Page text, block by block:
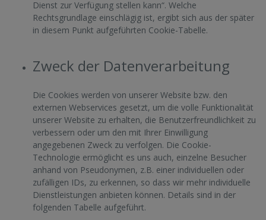
Dienst zur Verfügung stellen kann“. Welche
Rechtsgrundlage einschlägig ist, ergibt sich aus der später
in diesem Punkt aufgeführten Cookie-Tabelle.
Zweck der Datenverarbeitung
Die Cookies werden von unserer Website bzw. den
externen Webservices gesetzt, um die volle Funktionalität
unserer Website zu erhalten, die Benutzerfreundlichkeit zu
verbessern oder um den mit Ihrer Einwilligung
angegebenen Zweck zu verfolgen. Die Cookie-
Technologie ermöglicht es uns auch, einzelne Besucher
anhand von Pseudonymen, z.B. einer individuellen oder
zufälligen IDs, zu erkennen, so dass wir mehr individuelle
Dienstleistungen anbieten können. Details sind in der
folgenden Tabelle aufgeführt.